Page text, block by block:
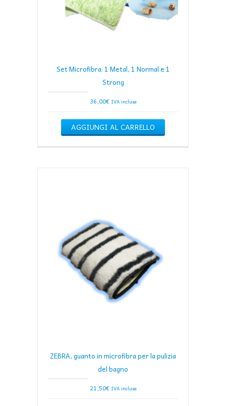
Set Microfibra: 1 Metal, 1 Normal e 1
Strong
36,00€ IVA inclusa
AGGIUNGI AL CARRELLO
ZEBRA, guanto in microfibra per la pulizia
del bagno
21,50€ IVA inclusa